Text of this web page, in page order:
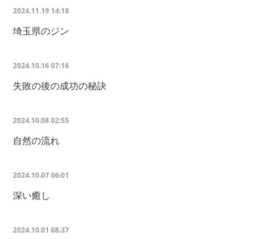
2024.11.19 14:18
埼玉県のジン
2024.10.16 07:16
失敗の後の成功の秘訣
2024.10.08 02:55
自然の流れ
2024.10.07 06:01
深い癒し
2024.10.01 08:37